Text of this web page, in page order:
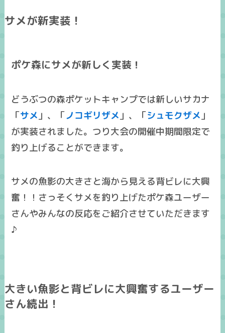
サメが新実装！
ポケ森にサメが新しく実装！
どうぶつの森ポケットキャンプでは新しいサカナ
「サメ 」、「ノコギリザメ 」、「シュモクザメ 」
が実装されました。つり大会の開催中期間限定で
釣り上げることができます。
サメの魚影の大きさと海から見える背ビレに大興
奮 ！！さっそくサメを釣り上げたポケ森ユーザー
さんやみんなの反応をご紹介させていただきます
♪
大きい魚影と背ビレに大興奮するユーザー
さん続出！